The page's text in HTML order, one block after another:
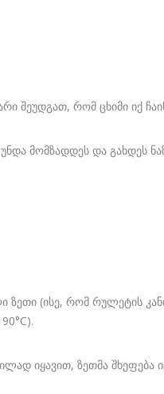
შეუდგათ, რომ ცხიმი იქ
მომზადდეს და გახდეს
ზეთი (ისე, რომ რულეტის
იყავით, ზეთმა შხეფება